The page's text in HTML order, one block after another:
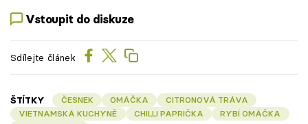
Vstoupit do diskuze
Sdílejte článek
ŠTÍTKY ČESNEK OMÁČKA
CITRONOVÁ TRÁVA
VIETNAMSKÁ KUCHYNĚ
CHILLI PAPRIČKA
RYBÍ OMÁČKA